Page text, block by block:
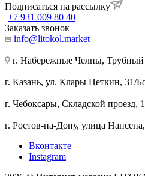
Подписаться на рассылку
+7 931 009 80 40
Заказать звонок
info@litokol.market
г. Набережные Челны, Трубный
г. Казань, ул. Клары Цеткин, 31/
г. Чебоксары, Складской проезд,
г. Ростов-на-Дону, улица
Вконтакте
Instagram